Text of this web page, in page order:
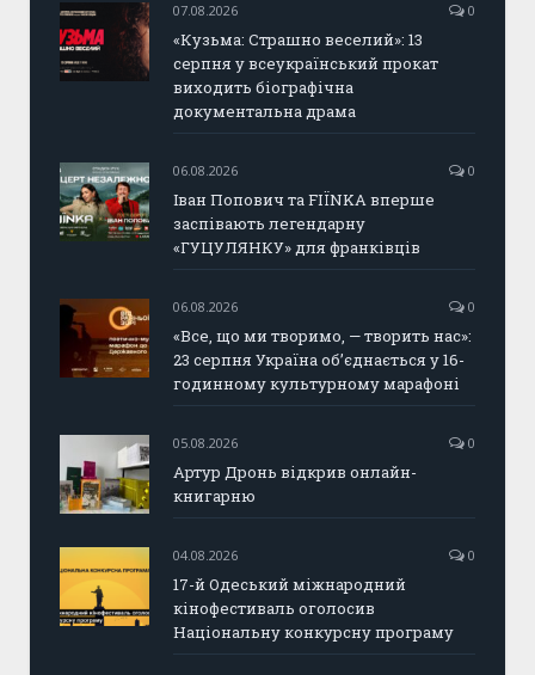
07.08.2026 0
«Кузьма: Страшно веселий»: 13
серпня у всеукраїнський прокат
виходить біографічна
документальна драма
06.08.2026 0
Іван Попович та FIÏNKA вперше
заспівають легендарну
«ГУЦУЛЯНКУ» для франківців
06.08.2026 0
«Все, що ми творимо, — творить нас»:
23 серпня Україна об’єднається у 16-
годинному культурному марафоні
05.08.2026 0
Артур Дронь відкрив онлайн-
книгарню
04.08.2026 0
17-й Одеський міжнародний
кінофестиваль оголосив
Національну конкурсну програму